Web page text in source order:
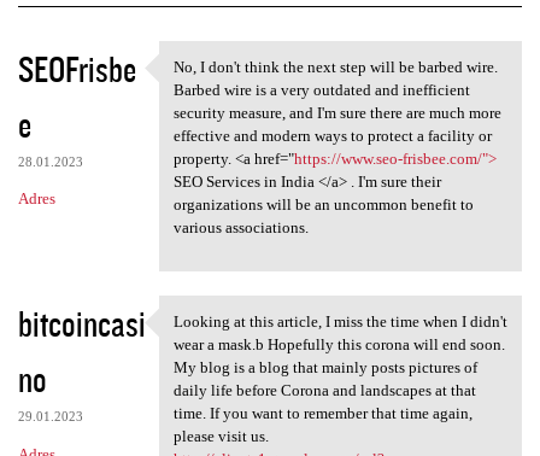
K
o
m
e
n
z
SEOFrisbe
e
28.01.2023
Adres
No, I don't think the next
No, I don't think the next step will be barbed wire.
Barbed wire is a very outdated and inefficient
security measure, and I'm sure there are much more
effective and modern ways to protect a facility or
property. <a href="https://www.seo-frisbee.com/">
SEO Services in India </a> . I'm sure their
organizations will be an uncommon benefit to
various associations.
bitcoincasi
no
29.01.2023
Looking at this article, I
Looking at this article, I miss the time when I didn't
wear a mask.b Hopefully this corona will end soon.
My blog is a blog that mainly posts pictures of
daily life before Corona and landscapes at that
time. If you want to remember that time again,
please visit us.